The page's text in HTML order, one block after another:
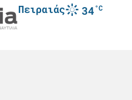
Πειραιάς 34°C